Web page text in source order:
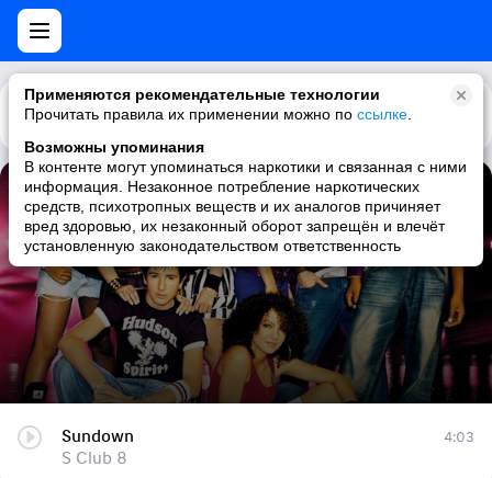
Применяются рекомендательные технологии
Прочитать правила их применении можно по ссылке
Возможны упоминания
В контенте могут упоминаться наркотики и связанная с ними
информация. Незаконное потребление наркотических
средств, психотропных веществ и их аналогов причиняет
вред здоровью, их незаконный оборот запрещён и влечёт
установленную законодательством ответственность
Каталог Рекомендации
Sundown
S Club 8
Sundown
S Club 8
4:03